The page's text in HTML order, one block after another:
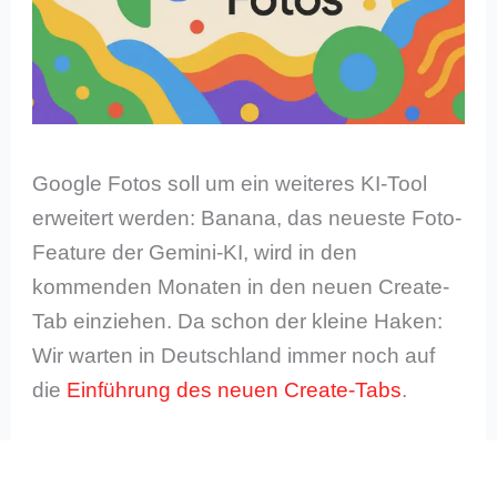
Google Fotos soll um ein weiteres KI-Tool
erweitert werden: Banana, das neueste Foto-
Feature der Gemini-KI, wird in den
kommenden Monaten in den neuen Create-
Tab einziehen. Da schon der kleine Haken:
Wir warten in Deutschland immer noch auf
die Einführung des neuen Create-Tabs.